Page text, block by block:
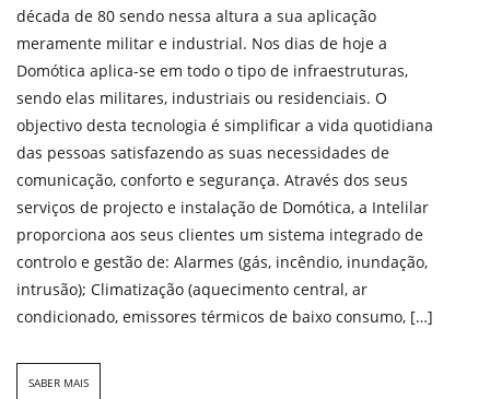
década de 80 sendo nessa altura a sua aplicação
meramente militar e industrial. Nos dias de hoje a
Domótica aplica-se em todo o tipo de infraestruturas,
sendo elas militares, industriais ou residenciais. O
objectivo desta tecnologia é simplificar a vida quotidiana
das pessoas satisfazendo as suas necessidades de
comunicação, conforto e segurança. Através dos seus
serviços de projecto e instalação de Domótica, a Intelilar
proporciona aos seus clientes um sistema integrado de
controlo e gestão de: Alarmes (gás, incêndio, inundação,
intrusão); Climatização (aquecimento central, ar
condicionado, emissores térmicos de baixo consumo, […]
SABER MAIS